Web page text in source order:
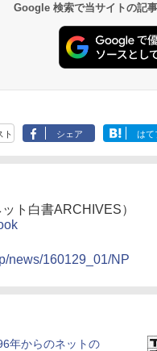
Google 検索で当サイトの記
ト シェア はて
ト白書ARCHIVES）
news/160129_01/NP
年からのネットの